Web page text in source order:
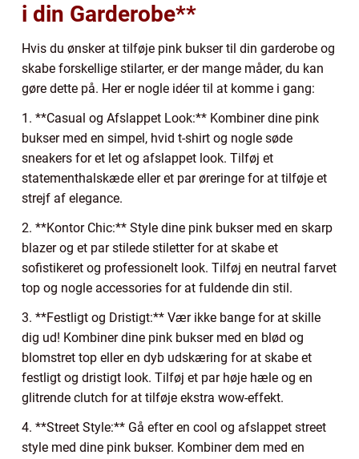
i din Garderobe**
Hvis du ønsker at tilføje pink bukser til din garderobe og
skabe forskellige stilarter, er der mange måder, du kan
gøre dette på. Her er nogle idéer til at komme i gang:
1. **Casual og Afslappet Look:** Kombiner dine pink
bukser med en simpel, hvid t-shirt og nogle søde
sneakers for et let og afslappet look. Tilføj et
statementhalskæde eller et par øreringe for at tilføje et
strejf af elegance.
2. **Kontor Chic:** Style dine pink bukser med en skarp
blazer og et par stilede stiletter for at skabe et
sofistikeret og professionelt look. Tilføj en neutral farvet
top og nogle accessories for at fuldende din stil.
3. **Festligt og Dristigt:** Vær ikke bange for at skille
dig ud! Kombiner dine pink bukser med en blød og
blomstret top eller en dyb udskæring for at skabe et
festligt og dristigt look. Tilføj et par høje hæle og en
glitrende clutch for at tilføje ekstra wow-effekt.
4. **Street Style:** Gå efter en cool og afslappet street
style med dine pink bukser. Kombiner dem med en